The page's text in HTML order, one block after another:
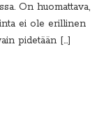
On huomattava,
ei ole erillinen
pidetään […]